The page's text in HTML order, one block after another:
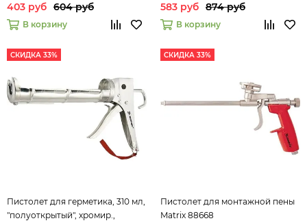
403 руб 604 руб
В корзину
583 руб 874 руб
В корзину
СКИДКА 33%
Пистолет для герметика, 310 мл,
"полуоткрытый", хромир.,
СКИДКА 33%
Пистолет для монтажной пены
Matrix 88668